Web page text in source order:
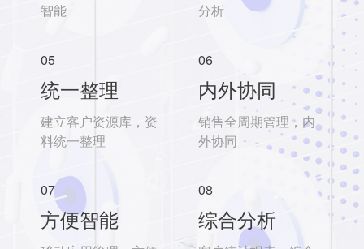
智能
分析
05
统一整理
建立客户资源库，资
料统一整理
06
内外协同
销售全周期管理，内
外协同
07
方便智能
08
综合分析